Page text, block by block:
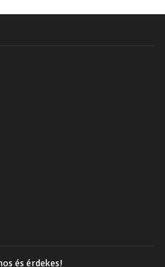
és érdekes!